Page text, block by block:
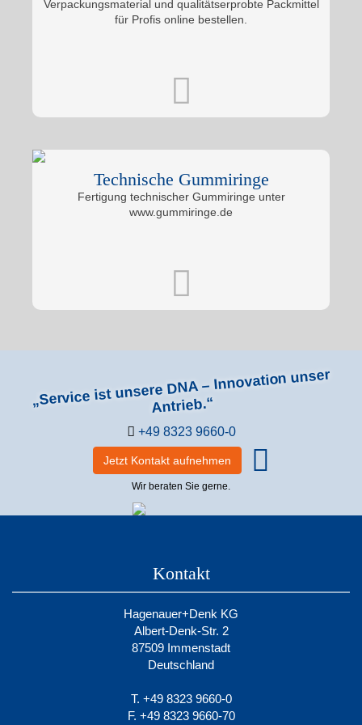
Verpackungsmaterial und qualitätserprobte Packmittel
für Profis online bestellen.
Technische Gummiringe
Fertigung technischer Gummiringe unter
www.gummiringe.de
„Service ist unsere DNA – Innovation unser
Antrieb.“
+49 8323 9660-0
Jetzt Kontakt aufnehmen
Wir beraten Sie gerne.
Kontakt
Hagenauer+Denk KG
Albert-Denk-Str. 2
87509 Immenstadt
Deutschland
T. +49 8323 9660-0
F. +49 8323 9660-70